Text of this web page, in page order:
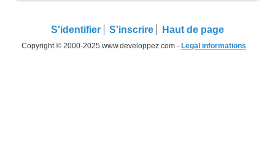
S'identifier S'inscrire Haut de page
Copyright © 2000-2025 www.developpez.com - Legal informations